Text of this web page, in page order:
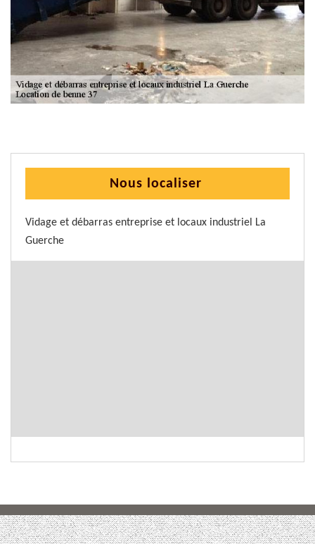
Nous localiser
Vidage et débarras entreprise et locaux industriel La
Guerche